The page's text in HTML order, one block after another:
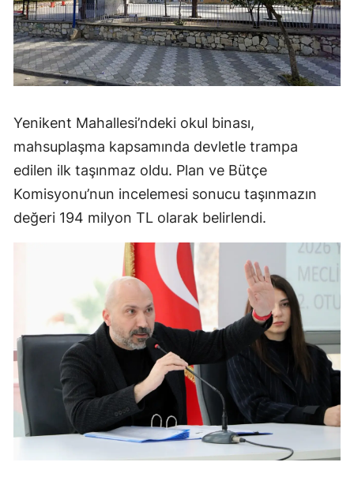
Yenikent Mahallesi’ndeki okul binası,
mahsuplaşma kapsamında devletle trampa
edilen ilk taşınmaz oldu. Plan ve Bütçe
Komisyonu’nun incelemesi sonucu taşınmazın
değeri 194 milyon TL olarak belirlendi.